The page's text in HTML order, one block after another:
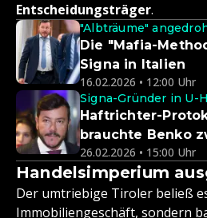
Entscheidungsträger.
"Albträume"
Die "Mafia-
Signa in Italien
16.02.2026 • 12:00 Uhr
Signa-Gründer in U-
Haftrichter-
brauchte Benko
26.02.2026 • 15:00 Uhr
Handelsimperium
Der umtriebige Tiroler beließ
Immobiliengeschäft, sondern